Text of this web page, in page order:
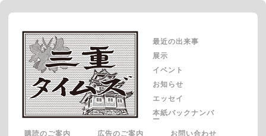
最近の出来事
展示
イベント
お知らせ
エッセイ
本紙バックナンバ
ー
購読のご案内
広告のご案内
お問い合わせ